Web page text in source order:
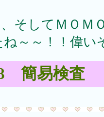
そしてＭＯＭ
ね～～！！偉い
簡易検査